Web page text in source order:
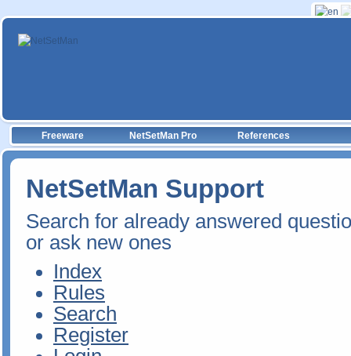
Freeware NetSetMan Pro References
NetSetMan Support
Search for already answered
or ask new ones
Index
Rules
Search
Register